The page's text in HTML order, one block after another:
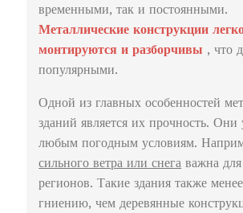
временными, так и постоянными.
Металлические конструкции
монтируются и разборчивы , что
популярными.
Одной из главных особенностей
зданий является их прочность. Они
любым погодным условиям.
сильного ветра или снега важна
регионов. Такие здания также
гниению, чем деревянные